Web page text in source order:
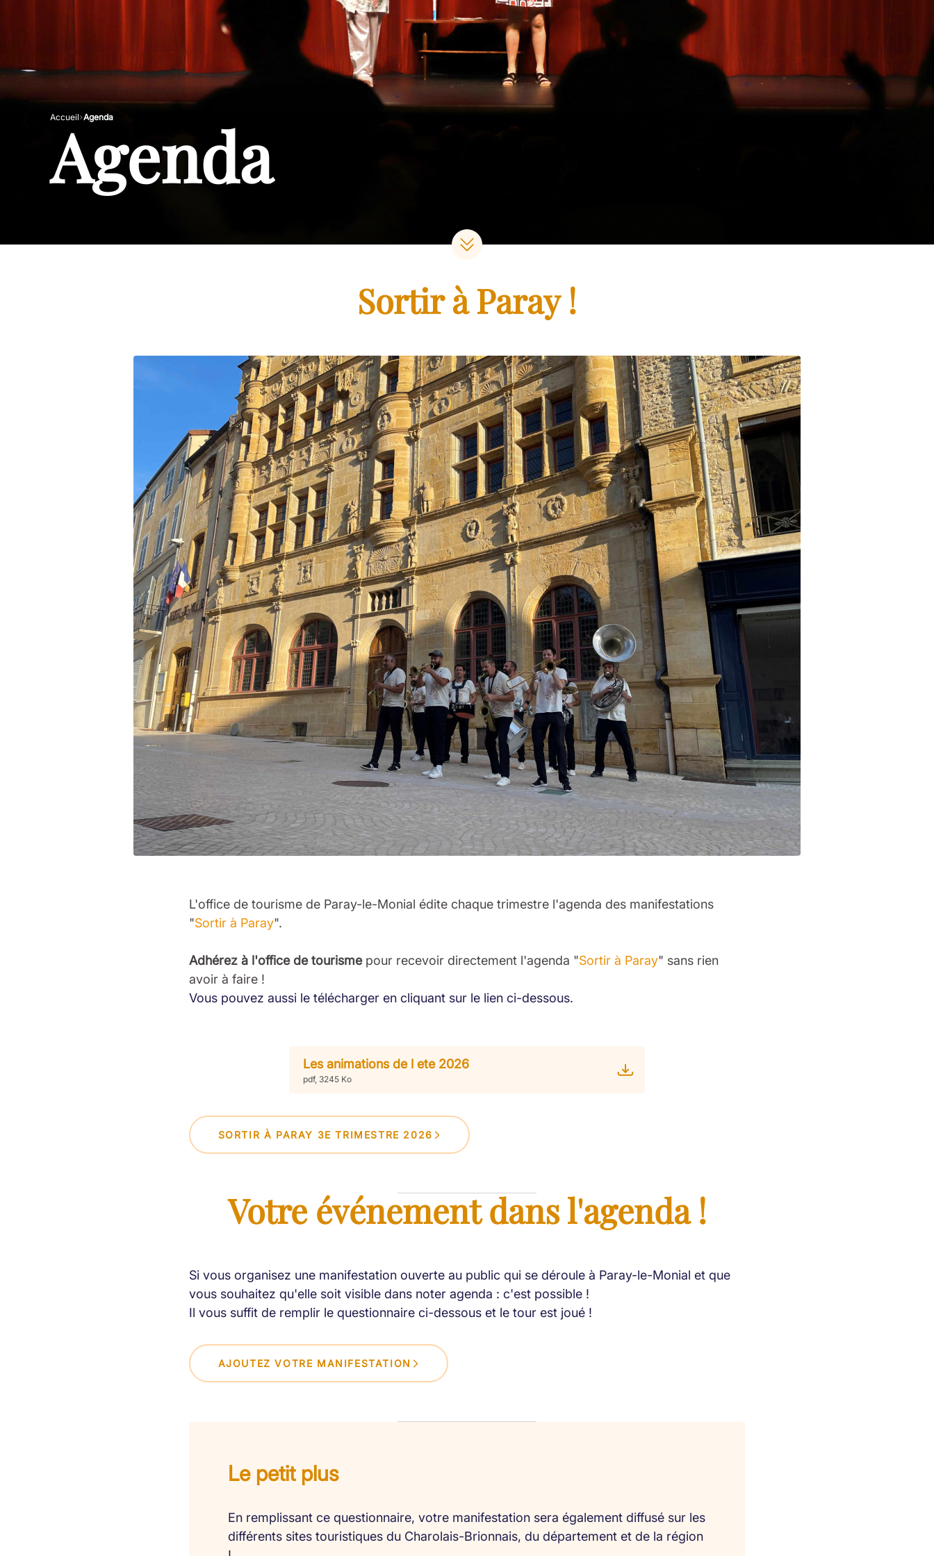
Accueil Agenda
Agenda
Sortir à Paray !
L'office de tourisme de Paray-le-Monial édite chaque trimestre l'agenda des manifestations
"Sortir à Paray".
Adhérez à l'office de tourismepour recevoir directement l'agenda "Sortir à Paray" sans rien
avoir à faire !
Vous pouvez aussi le télécharger en cliquant sur le lien ci-dessous.
Les animations de l ete 2026
pdf, 3245 Ko
SORTIR À PARAY 3E TRIMESTRE 2026
Votre événement dans l'agenda !
Si vous organisez une manifestation ouverte au public qui se déroule à Paray-le-Monial et que
vous souhaitez qu'elle soit visible dans noter agenda : c'est possible !
Il vous suffit de remplir le questionnaire ci-dessous et le tour est joué !
AJOUTEZ VOTRE MANIFESTATION
Le petit plus
En remplissant ce questionnaire, votre manifestation sera également diffusé sur les
différents sites touristiques du Charolais-Brionnais, du département et de la région